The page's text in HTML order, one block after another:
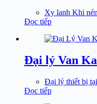
Xy lanh Khi nén
Đọc tiếp
Đại lý Van
Đại lý thiết bị
Đọc tiếp